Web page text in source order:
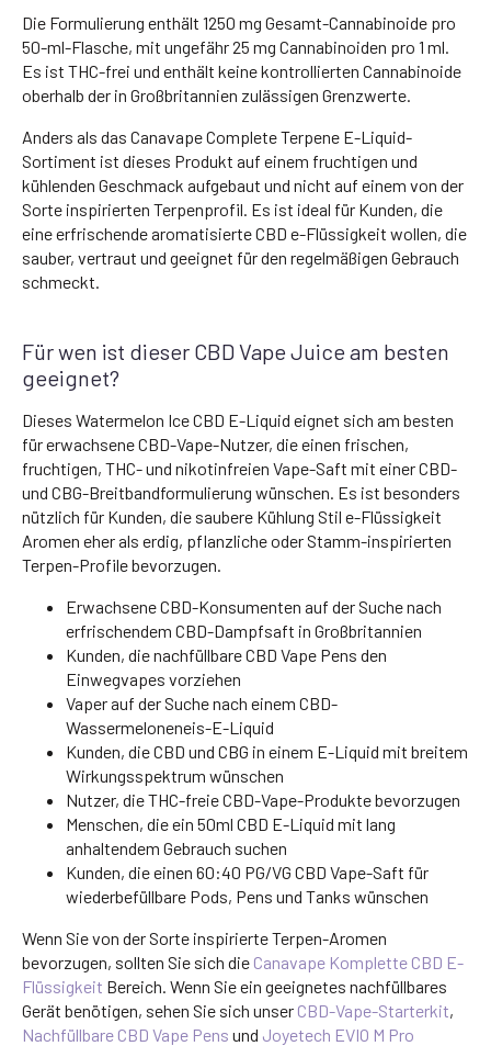
Die Formulierung enthält 1250 mg Gesamt-Cannabinoide pro
50-ml-Flasche, mit ungefähr 25 mg Cannabinoiden pro 1 ml.
Es ist THC-frei und enthält keine kontrollierten Cannabinoide
oberhalb der in Großbritannien zulässigen Grenzwerte.
Anders als das Canavape Complete Terpene E-Liquid-
Sortiment ist dieses Produkt auf einem fruchtigen und
kühlenden Geschmack aufgebaut und nicht auf einem von der
Sorte inspirierten Terpenprofil. Es ist ideal für Kunden, die
eine erfrischende aromatisierte CBD e-Flüssigkeit wollen, die
sauber, vertraut und geeignet für den regelmäßigen Gebrauch
schmeckt.
Für wen ist dieser CBD Vape Juice am besten
geeignet?
Dieses Watermelon Ice CBD E-Liquid eignet sich am besten
für erwachsene CBD-Vape-Nutzer, die einen frischen,
fruchtigen, THC- und nikotinfreien Vape-Saft mit einer CBD-
und CBG-Breitbandformulierung wünschen. Es ist besonders
nützlich für Kunden, die saubere Kühlung Stil e-Flüssigkeit
Aromen eher als erdig, pflanzliche oder Stamm-inspirierten
Terpen-Profile bevorzugen.
Erwachsene CBD-Konsumenten auf der Suche nach
erfrischendem CBD-Dampfsaft in Großbritannien
Kunden, die nachfüllbare CBD Vape Pens den
Einwegvapes vorziehen
Vaper auf der Suche nach einem CBD-
Wassermeloneneis-E-Liquid
Kunden, die CBD und CBG in einem E-Liquid mit breitem
Wirkungsspektrum wünschen
Nutzer, die THC-freie CBD-Vape-Produkte bevorzugen
Menschen, die ein 50ml CBD E-Liquid mit lang
anhaltendem Gebrauch suchen
Kunden, die einen 60:40 PG/VG CBD Vape-Saft für
wiederbefüllbare Pods, Pens und Tanks wünschen
Wenn Sie von der Sorte inspirierte Terpen-Aromen
bevorzugen, sollten Sie sich die Canavape Komplette CBD E-
Flüssigkeit Bereich. Wenn Sie ein geeignetes nachfüllbares
Gerät benötigen, sehen Sie sich unser CBD-Vape-Starterkit,
Nachfüllbare CBD Vape Pens und Joyetech EVIO M Pro